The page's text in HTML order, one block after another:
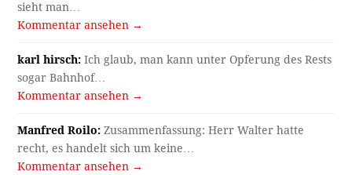
sieht man…
Kommentar ansehen →
karl hirsch: Ich glaub, man kann unter Opferung des Rests
sogar Bahnhof…
Kommentar ansehen →
Manfred Roilo: Zusammenfassung: Herr Walter hatte
recht, es handelt sich um keine…
Kommentar ansehen →